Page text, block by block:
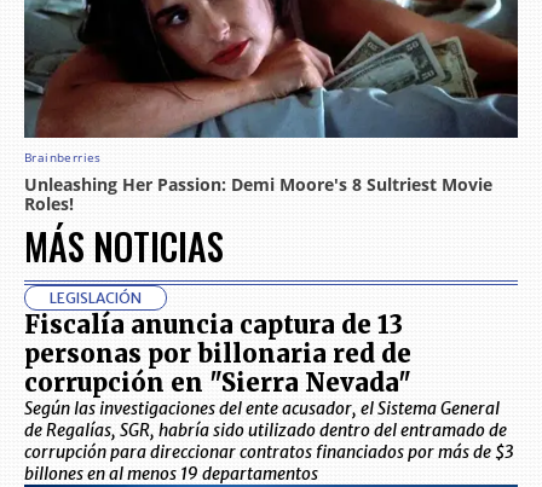
MÁS NOTICIAS
LEGISLACIÓN
Fiscalía anuncia captura de 13
personas por billonaria red de
corrupción en "Sierra Nevada"
Según las investigaciones del ente acusador, el Sistema General
de Regalías, SGR, habría sido utilizado dentro del entramado de
corrupción para direccionar contratos financiados por más de $3
billones en al menos 19 departamentos